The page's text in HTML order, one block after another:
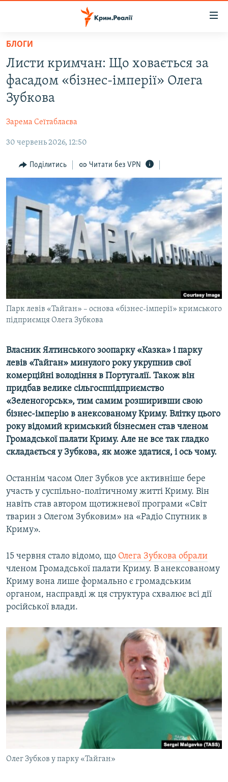
Перейти
основного
матеріалу
Перейти
до
основної
навігації
Перейти
пошуку
ВОДА.КРИМ
ВІДЕО ТА ФОТО
БЛОГИ
ПОГЛЯД
ІНТЕРВ'Ю
ВСЕ ЗА ДЕНЬ
СПЕЦПРОЕКТИ
ДЕПОРТАЦІЯ
ВІДЕОУРОКИ «ELIFBE»
СВІДЧЕННЯ ОКУПАЦІЇ
УКРАЇНСЬКА ПРОБЛЕМА КРИМУ
ІНФОГРАФІКА
ЯК ОБІЙТИ БЛОКУВАННЯ
Русский
Qırımtatar
ДОЛУЧАЙСЯ!
БЛОГИ
Листи кримчан: Що ховається за
фасадом «бізнес-імперії» Олега
Зубкова
Зарема Сеїтаблаєва
30 червень 2026, 12:50
Поділитись Читати без VPN
Парк левів «Тайган» – основа «бізнес-імперії» кримського
підприємця Олега Зубкова
Власник Ялтинського зоопарку «Казка» і парку
левів «Тайган» минулого року укрупнив свої
комерційні володіння в Португалії. Також він
придбав велике сільгосппідприємство
«Зеленогорськ», тим самим розширивши свою
бізнес-імперію в анексованому Криму. Влітку цього
року відомий кримський бізнесмен став членом
Громадської палати Криму. Але не все так гладко
складається у Зубкова, як може здатися, і ось чому.
Останнім часом Олег Зубков усе активніше бере
участь у суспільно-політичному житті Криму. Він
навіть став автором щотижневої програми «Світ
тварин з Олегом Зубковим» на «Радіо Спутник в
Криму».
15 червня стало відомо, що Олега Зубкова обрали
членом Громадської палати Криму. В анексованому
Криму вона лише формально є громадським
органом, насправді ж ця структура схвалює всі дії
російської влади.
Олег Зубков у парку «Тайган»